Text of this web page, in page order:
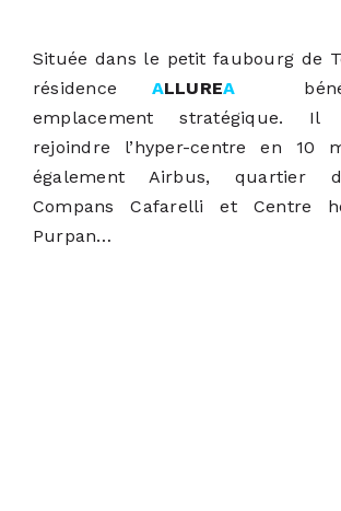
Située dans le petit faubourg de
résidence ALLUREA
emplacement stratégique.
rejoindre l’hyper-centre en 10
également Airbus, quartier
Compans Cafarelli et Centre
Purpan…